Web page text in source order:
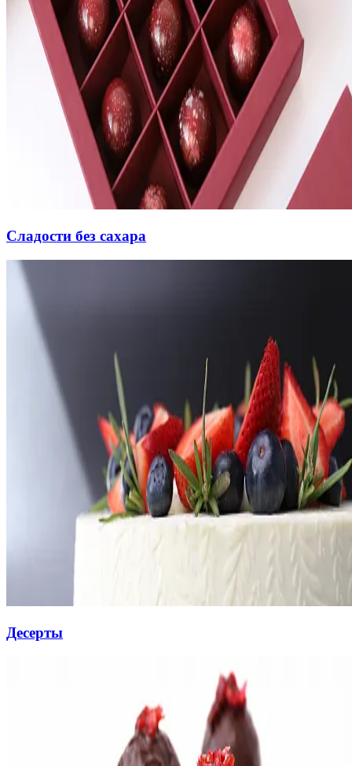
Сладости без сахара
Десерты